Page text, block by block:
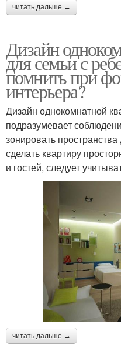
читать дальше →
Дизайн
для семьи с
помнить при
интерьера?
Дизайн однокомнатной
подразумевает
зонировать
сделать квартиру
и гостей, следует
читать дальше →